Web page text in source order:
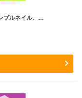
プルネイル、…